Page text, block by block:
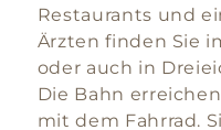
Restaurants und
Ärzten finden Sie
oder auch in
Die Bahn
mit dem Fahrrad.